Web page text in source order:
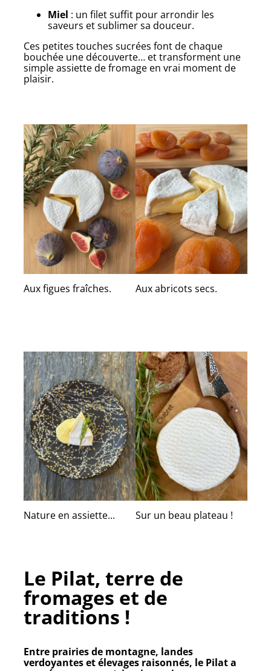
Miel : un filet suffit pour arrondir les
saveurs et sublimer sa douceur.
Ces petites touches sucrées font de chaque
bouchée une découverte… et transforment une
simple assiette de fromage en vrai moment de
plaisir.
Aux figues fraîches. Aux abricots secs.
Nature en assiette... Sur un beau plateau !
Le Pilat, terre de
fromages et de
traditions !
Entre prairies de montagne, landes
verdoyantes et élevages raisonnés, le Pilata